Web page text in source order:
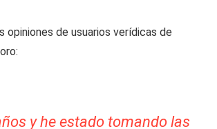
opiniones de usuarios verídicas de
y he estado tomando las